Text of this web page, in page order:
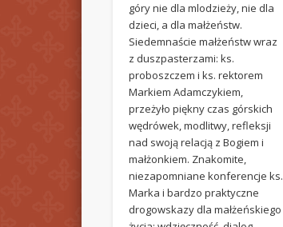
góry nie dla mlodzieży, nie dla
dzieci, a dla małżeństw.
Siedemnaście małżeństw wraz
z duszpasterzami: ks.
proboszczem i ks. rektorem
Markiem Adamczykiem,
przeżyło piękny czas górskich
wędrówek, modlitwy, refleksji
nad swoją relacją z Bogiem i
małżonkiem. Znakomite,
niezapomniane konferencje ks.
Marka i bardzo praktyczne
drogowskazy dla małżeńskiego